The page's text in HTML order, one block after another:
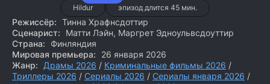
Hildur эпизод длится 45 мин.
Режиссёр: Тинна Храфнсдоттир
Сценарист:
Матти Лэйн, Маргрет Эдноульвсдоуттир
Страна:
Финляндия
Мировая премьера:
26 января 2026
Жанр:
Драмы 2026 / Криминальные фильмы 2026 /
Триллеры 2026 / Сериалы 2026 / Сериалы января 2026 /